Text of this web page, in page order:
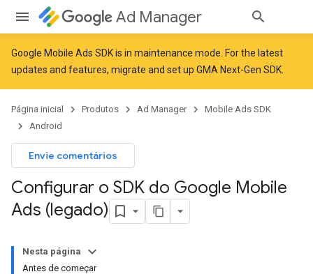
Ad Manager
Google Mobile Ads SDK is in maintenance mode. For the latest
updates and features, migrate and set up GMA Next-Gen SDK
Página inicial Produtos Ad Manager
Mobile Ads SDK
Android
Envie comentários
Configurar o SDK do Google Mobile
Ads (legado)
Nesta página
Antes de começar